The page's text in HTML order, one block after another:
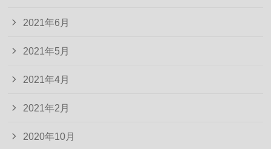
2021年6月
2021年5月
2021年4月
2021年2月
2020年10月